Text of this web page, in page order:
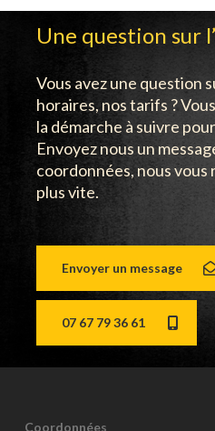
Une question sur
Vous avez une question
horaires, nos tarifs ?
la démarche à suivre
Envoyez nous un
coordonnées, nous
plus vite.
Envoyer un message
07 67 79 36 61
Coordonnées